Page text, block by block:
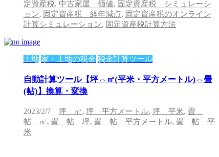
定資産税, 中古家屋 価値, 固定資産税 シミュレーシ
ョン, 固定資産税 経年減点, 固定資産税のオンライン
計算シミュレーション, 固定資産税計算方法
土地 家・土地の税金 税金計算ツール
自動計算ツール【坪⇔㎡(平米・平方メートル)⇔畳
(帖)】換算・変換
2023/2/7 坪 ㎡, 坪 平方メートル, 坪 平米, 畳
帖 ㎡, 畳 帖 坪, 畳 帖 平方メートル, 畳 帖 平
米